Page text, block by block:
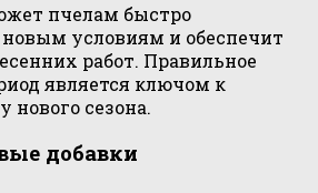
пчелам быстро
новым условиям и обеспечит
работ. Правильное
является ключом к
сезона.
добавки